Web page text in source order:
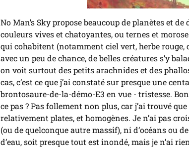
No Man’s Sky propose beaucoup de planètes et
couleurs vives et chatoyantes, ou ternes et
qui cohabitent (notamment ciel vert, herbe rouge,
avec un peu de chance, de belles créatures s’y
on voit surtout des petits arachnides et des
cas, c’est ce que j’ai constaté sur presque une
brontosaure-de-la-démo-E3 en vue - tristesse.
ce pas ? Pas follement non plus, car j’ai trouvé
relativement plates, et homogènes. Je n’ai pas
(ou de quelconque autre massif), ni d’océans ou
d’eau, soit presque tout est inondé, mais je n’ai